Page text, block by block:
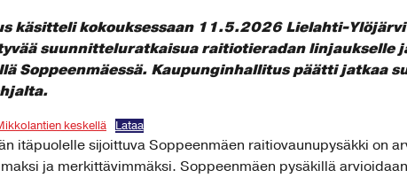
käsitteli kokouksessaan 11.5.2026 Lielahti-
suunnitteluratkaisua raitiotieradan linjaukselle
Soppeenmäessä. Kaupunginhallitus päätti jatkaa
keskellä Lataa
itäpuolelle sijoittuva Soppeenmäen raitiovaunupysäkki on
ja merkittävimmäksi. Soppeenmäen pysäkillä